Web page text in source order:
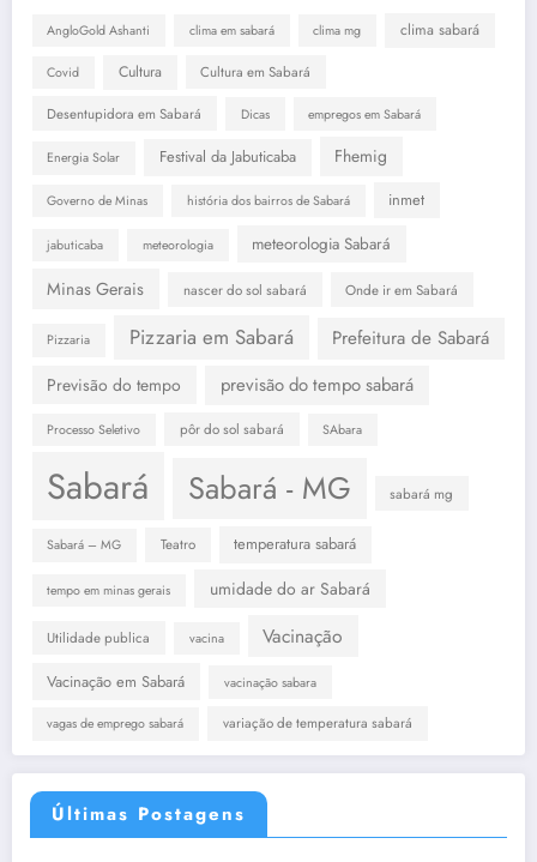
AngloGold Ashanti clima em sabará clima mg clima sabará
Covid Cultura Cultura em Sabará
Desentupidora em Sabará Dicas empregos em Sabará
Energia Solar Festival da Jabuticaba Fhemig
Governo de Minas história dos bairros de Sabará inmet
jabuticaba meteorologia meteorologia Sabará
Minas Gerais nascer do sol sabará Onde ir em Sabará
Pizzaria Pizzaria em Sabará Prefeitura de Sabará
Previsão do tempo previsão do tempo sabará
Processo Seletivo pôr do sol sabará SAbara
Sabará Sabará - MG sabará mg
Sabará – MG Teatro temperatura sabará
tempo em minas gerais umidade do ar Sabará
Utilidade publica vacina Vacinação
Vacinação em Sabará vacinação sabara
vagas de emprego sabará variação de temperatura sabará
Últimas Postagens